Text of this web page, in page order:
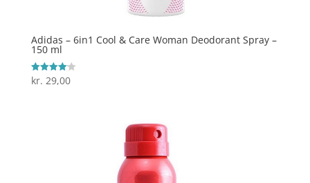
Adidas – 6in1 Cool & Care Woman Deodorant Spray –
150 ml
Vurderet
4.1
kr. 29,00